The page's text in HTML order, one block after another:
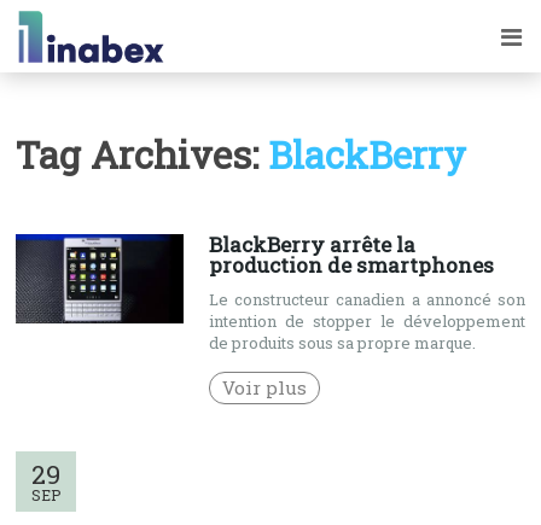
Tag Archives: BlackBerry
29
SEP
BlackBerry arrête la
production de smartphones
Le constructeur canadien a annoncé son
intention de stopper le développement
de produits sous sa propre marque.
Voir plus